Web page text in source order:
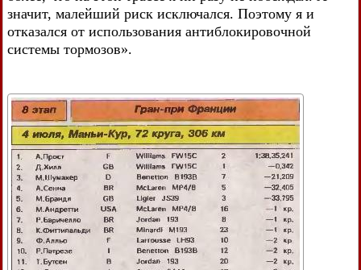
значит, малейший риск исключался. Поэтому я и
отказался от использования антиблокировочной
системы тормозов».